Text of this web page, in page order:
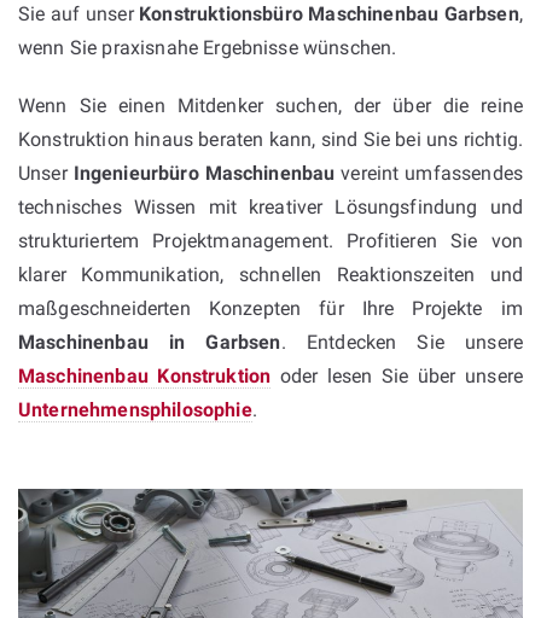
Sie auf unser Konstruktionsbüro Maschinenbau Garbsen,
wenn Sie praxisnahe Ergebnisse wünschen.
Wenn Sie einen Mitdenker suchen, der über die reine
Konstruktion hinaus beraten kann, sind Sie bei uns richtig.
Unser Ingenieurbüro Maschinenbau vereint umfassendes
technisches Wissen mit kreativer Lösungsfindung und
strukturiertem Projektmanagement. Profitieren Sie von
klarer Kommunikation, schnellen Reaktionszeiten und
maßgeschneiderten Konzepten für Ihre Projekte im
Maschinenbau in Garbsen. Entdecken Sie unsere
Maschinenbau Konstruktion oder lesen Sie über unsere
Unternehmensphilosophie.